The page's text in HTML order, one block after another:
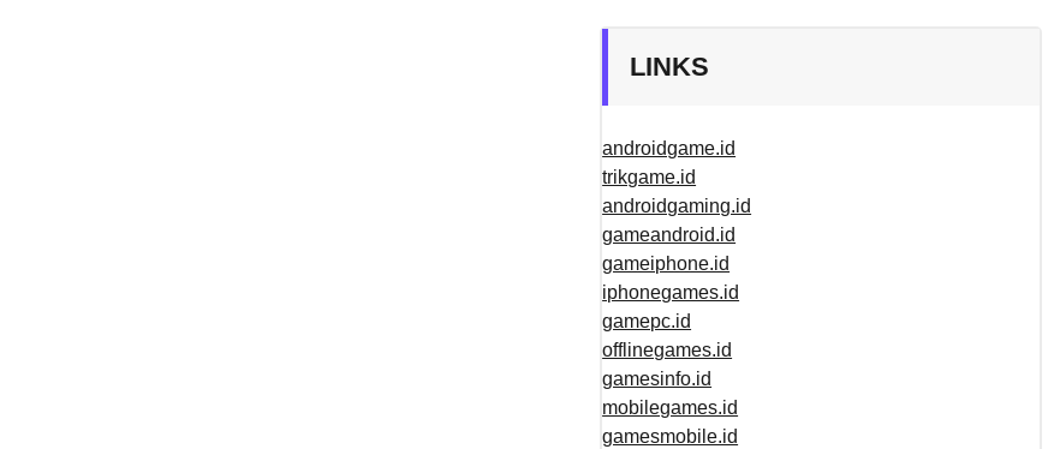
LINKS
androidgame.id
trikgame.id
androidgaming.id
gameandroid.id
gameiphone.id
iphonegames.id
gamepc.id
offlinegames.id
gamesinfo.id
mobilegames.id
gamesmobile.id